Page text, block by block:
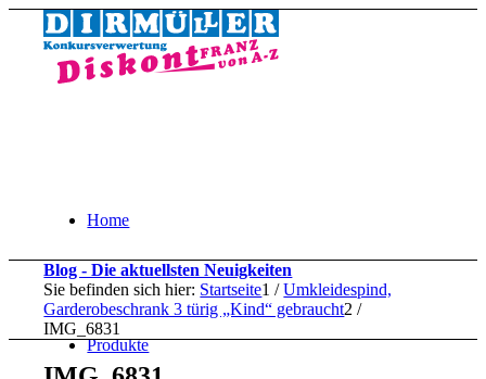
Home
Produkte
Blog - Die aktuellsten Neuigkeiten
Sie befinden sich hier: Startseite1 / Umkleidespind,
Garderobeschrank 3 türig „Kind“ gebraucht2 /
IMG_6831